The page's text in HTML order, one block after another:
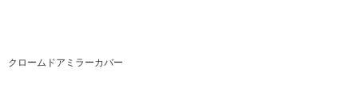
クロームドアミラーカバー